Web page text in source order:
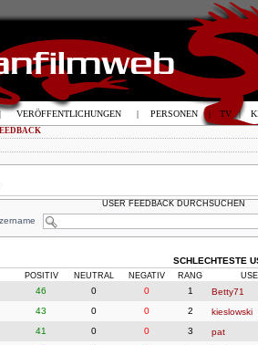
USER FEEDBACK DURCHSUCHEN
POSITIV NEUTRAL NEGATIV
46 0
0
43 0
0
41 0
0
SCHLECHTESTE
RANG
1
Betty71
2
kieslowski
3
pat
| VERÖFFENTLICHUNGEN | PERSONEN | TV |